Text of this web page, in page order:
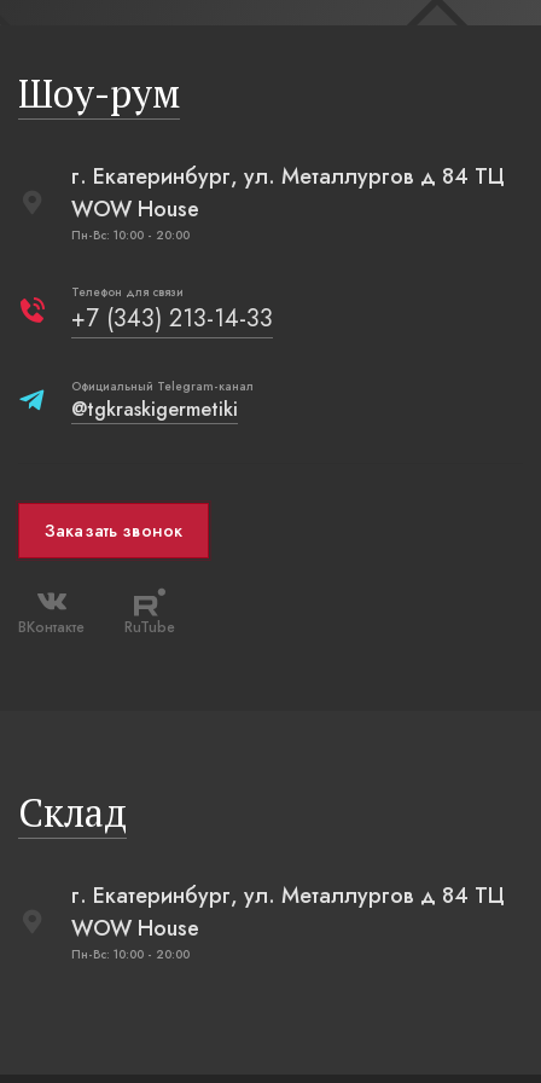
Шоу-рум
г. Екатеринбург, ул. Металлургов д 84 ТЦ
WOW House
Пн-Вс: 10:00 - 20:00
Телефон для связи
+7 (343) 213-14-33
Официальный Telegram-канал
@tgkraskigermetiki
Заказать звонок
ВКонтакте RuTube
Склад
г. Екатеринбург, ул. Металлургов д 84 ТЦ
WOW House
Пн-Вс: 10:00 - 20:00